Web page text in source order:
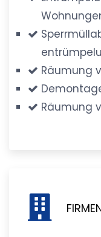
Räumung
Räumung